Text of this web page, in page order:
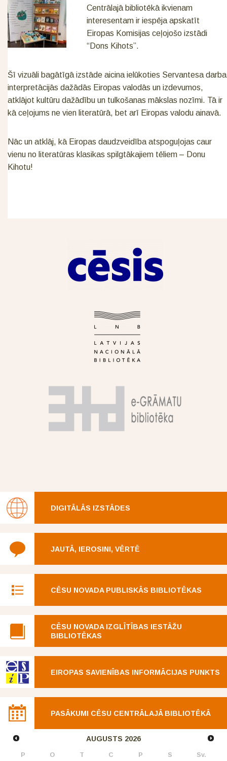
Centrālajā bibliotēkā ikvienam
interesentam ir iespēja apskatīt
Eiropas Komisijas ceļojošo izstādi
“Dons Kihots”.
Šī vizuāli bagātīgā izstāde aicina ielūkoties Servantesa darba
interpretācijās dažādās Eiropas valodās un izdevumos,
atklājot kultūru dažādību un tulkošanas mākslas nozīmi. Tā ir
kā ceļojums ne vien literatūrā, bet arī Eiropas valodu ainavā.
Nāc un atklāj, kā Eiropas daudzveidība atspoguļojas caur
vienu no literatūras klasikas spilgtākajiem tēliem – Donu
Kihotu!
DIGITĀLĀS IZSTĀDES
JAUTĀ, IEROSINI, VĒRTĒ
CĒSU NOVADA PUBLISKĀS BIBLIOTĒKAS
CĒSU NOVADA IZGLĪTĪBAS IESTĀŽU
BIBLIOTĒKAS
EIROPAS SAVIENĪBAS INFORMĀCIJAS PUNKTS
PASĀKUMI CĒSU CENTRĀLAJĀ BIBLIOTĒKĀ
AUGUSTS 2026
P O T C P S Sv.